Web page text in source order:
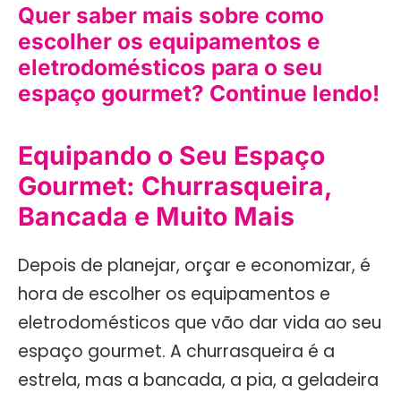
Quer saber mais sobre como
escolher os equipamentos e
eletrodomésticos para o seu
espaço gourmet? Continue lendo!
Equipando o Seu Espaço
Gourmet: Churrasqueira,
Bancada e Muito Mais
Depois de planejar, orçar e economizar, é
hora de escolher os equipamentos e
eletrodomésticos que vão dar vida ao seu
espaço gourmet. A churrasqueira é a
estrela, mas a bancada, a pia, a geladeira